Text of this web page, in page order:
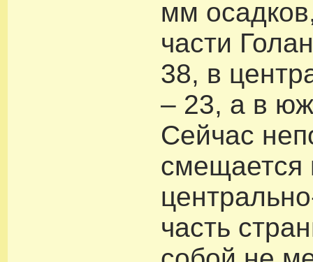
мм
части
38, в
– 23, а в
Сейчас
смещается
часть